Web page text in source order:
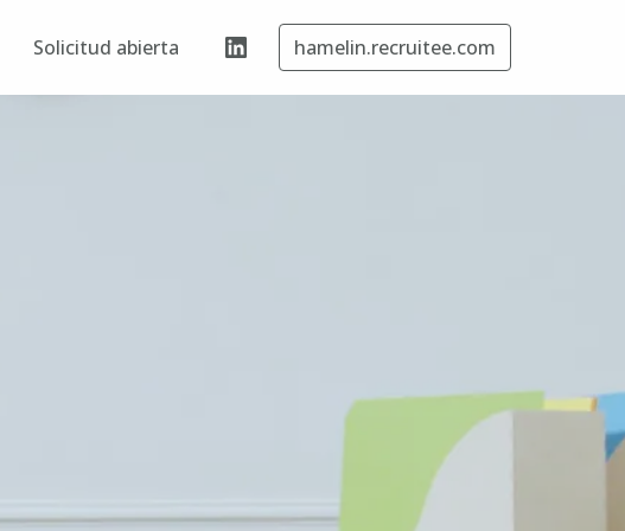
Solicitud abierta hamelin.recruitee.com